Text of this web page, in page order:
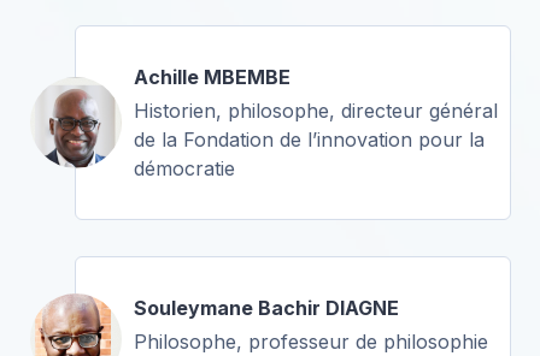
Achille MBEMBE
Historien, philosophe, directeur général
de la Fondation de l’innovation pour la
démocratie
Souleymane Bachir DIAGNE
Philosophe, professeur de philosophie